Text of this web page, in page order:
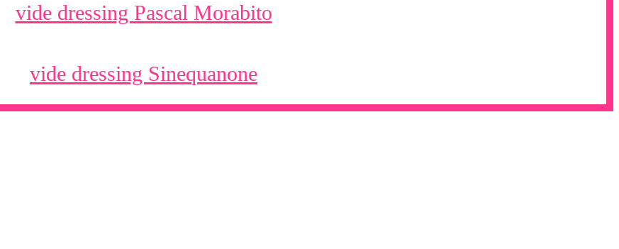
vide dressing Pascal Morabito
vide dressing Sinequanone